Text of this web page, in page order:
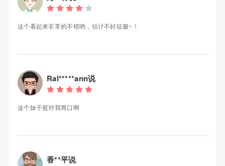
这个看起来非常的不错哟，估计不好征服~！
Ral*****ann说
这个妹子挺对我胃口啊
香**平说